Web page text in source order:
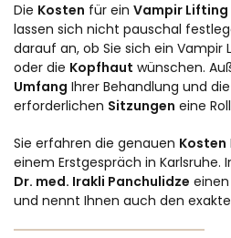
Die Kosten für ein Vampir Lifting
lassen sich nicht pauschal
darauf an, ob Sie sich ein Vampir
oder die Kopfhaut wünschen.
Umfang Ihrer Behandlung und die
erforderlichen Sitzungen eine
Sie erfahren die genauen Kosten
einem Erstgespräch in Karlsruhe.
Dr. med. Irakli Panchulidze
und nennt Ihnen auch den